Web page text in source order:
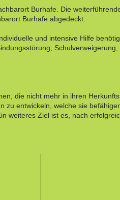
Burhafe. Die
Burhafe abgedeckt.
und intensive Hilfe
Schulverweigerung,
die nicht mehr in ihren
zu entwickeln, welche sie
weiteres Ziel ist es, nach